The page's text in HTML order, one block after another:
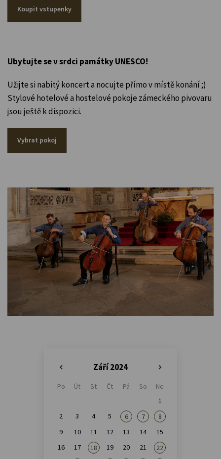
Koupit vstupenky
Ubytujte se v srdci památky UNESCO!
Užijte si nabitý koncert a nocujte přímo v místě konání ;)
Stylové hotelové a hostelové pokoje zámeckého pivovaru
jsou ještě k dispozici.
Vybrat pokoj
Září 2024
Po Út St Čt Pá So
Ne
1
2
3 4 5 6 7
8
9
10 11 12 13 14
15
16
17 18 19 20 21
22